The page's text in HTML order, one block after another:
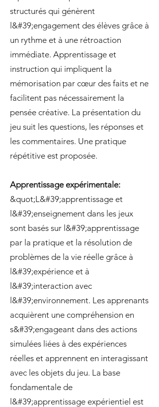
structurés qui génèrent
l&#39;engagement des élèves grâce à
un rythme et à une rétroaction
immédiate. Apprentissage et
instruction qui impliquent la
mémorisation par cœur des faits et ne
facilitent pas nécessairement la
pensée créative. La présentation du
jeu suit les questions, les réponses et
les commentaires. Une pratique
répétitive est proposée.
Apprentissage expérimentale:
&quot;L&#39;apprentissage et
l&#39;enseignement dans les jeux
sont basés sur l&#39;apprentissage
par la pratique et la résolution de
problèmes de la vie réelle grâce à
l&#39;expérience et à
l&#39;interaction avec
l&#39;environnement. Les apprenants
acquièrent une compréhension en
s&#39;engageant dans des actions
simulées liées à des expériences
réelles et apprennent en interagissant
avec les objets du jeu. La base
fondamentale de
l&#39;apprentissage expérientiel est